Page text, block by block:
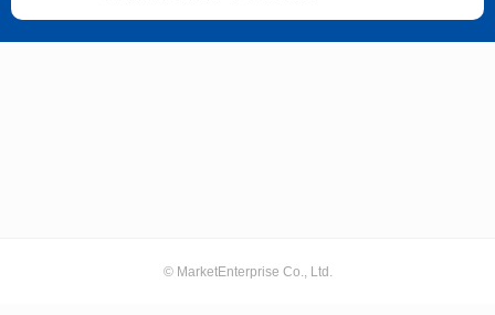
© MarketEnterprise Co., Ltd.